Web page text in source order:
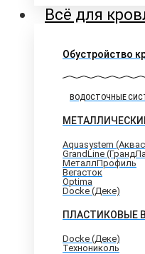
Всё для
Обустройство
ВОДОСТОЧНЫЕ
Aquasystem
GrandLine
МеталлПрофиль
Вегасток
Optima
Docke (Деке)
ПЛАСТИКОВЫЕ
Docke (Деке)
Технониколь